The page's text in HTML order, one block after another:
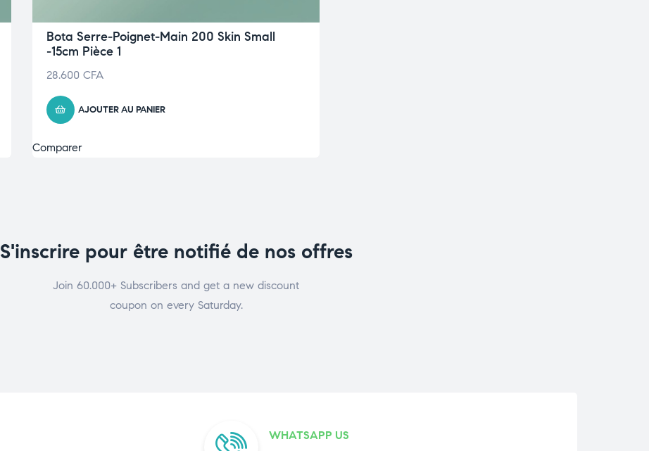
Bota Serre-Poignet-Main 200 Skin Small
-15cm Pièce 1
28.600 CFA
AJOUTER AU PANIER
Comparer
S'inscrire pour être notifié de nos offres
Join 60.000+ Subscribers and get a new discount
coupon on every Saturday.
WHATSAPP US